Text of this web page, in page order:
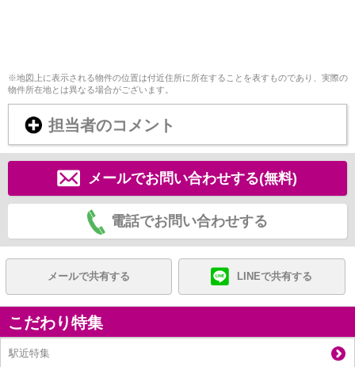
※地図上に表示される物件の位置は付近住所に所在することを表すものであり、実際の
物件所在地とは異なる場合がございます。
担当者のコメント
メールでお問い合わせする(無料)
電話でお問い合わせする
メールで共有する LINEで共有する
こだわり特集
駅近特集